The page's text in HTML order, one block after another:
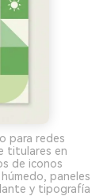
para redes
titulares en
de iconos
paneles
y tipografía